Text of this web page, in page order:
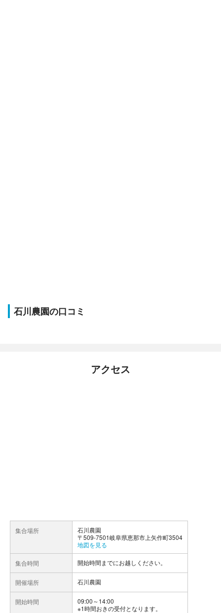
石川農園の口コミ
アクセス
集合場所
石川農園
〒509-7501岐阜県恵那市上矢作町3504
地図を見る
集合時間 開始時間までにお越しください。
開催場所 石川農園
開始時間
09:00～14:00
※1時間おきの受付となります。